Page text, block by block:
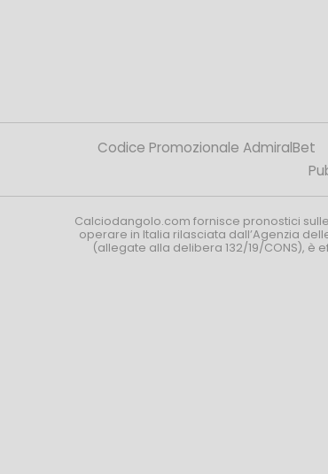
Codice Promozionale AdmiralBet
Calciodangolo.com fornisce pronostici
operare in Italia rilasciata dall’Agenzia
(allegate alla delibera 132/19/CONS),